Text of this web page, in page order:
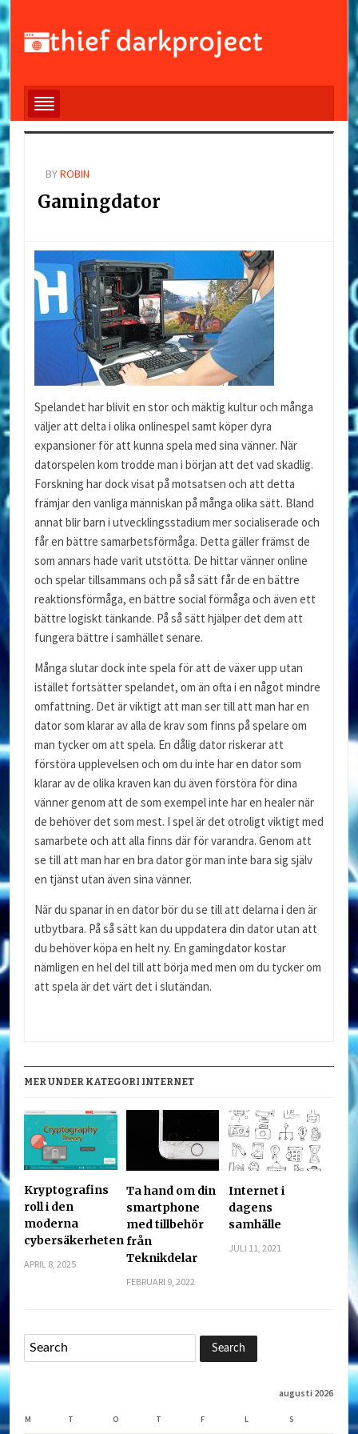
BYROBIN
Gamingdator
Spelandet har blivit en stor och mäktig kultur och många
väljer att delta i olika onlinespel samt köper dyra
expansioner för att kunna spela med sina vänner. När
datorspelen kom trodde man i början att det vad skadlig.
Forskning har dock visat på motsatsen och att detta
främjar den vanliga människan på många olika sätt. Bland
annat blir barn i utvecklingsstadium mer socialiserade och
får en bättre samarbetsförmåga. Detta gäller främst de
som annars hade varit utstötta. De hittar vänner online
och spelar tillsammans och på så sätt får de en bättre
reaktionsförmåga, en bättre social förmåga och även ett
bättre logiskt tänkande. På så sätt hjälper det dem att
fungera bättre i samhället senare.
Många slutar dock inte spela för att de växer upp utan
istället fortsätter spelandet, om än ofta i en något mindre
omfattning. Det är viktigt att man ser till att man har en
dator som klarar av alla de krav som finns på spelare om
man tycker om att spela. En dålig dator riskerar att
förstöra upplevelsen och om du inte har en dator som
klarar av de olika kraven kan du även förstöra för dina
vänner genom att de som exempel inte har en healer när
de behöver det som mest. I spel är det otroligt viktigt med
samarbete och att alla finns där för varandra. Genom att
se till att man har en bra dator gör man inte bara sig själv
en tjänst utan även sina vänner.
När du spanar in en dator bör du se till att delarna i den är
utbytbara. På så sätt kan du uppdatera din dator utan att
du behöver köpa en helt ny. En gamingdator kostar
nämligen en hel del till att börja med men om du tycker om
att spela är det värt det i slutändan.
MER UNDER KATEGORI INTERNET
Kryptografins
roll i den
moderna
cybersäkerheten
APRIL 8, 2025
Ta hand om din
smartphone
med tillbehör
från
Teknikdelar
FEBRUARI 9, 2022
Internet i
dagens
samhälle
JULI 11, 2021
augusti 2026
M T O T F L S